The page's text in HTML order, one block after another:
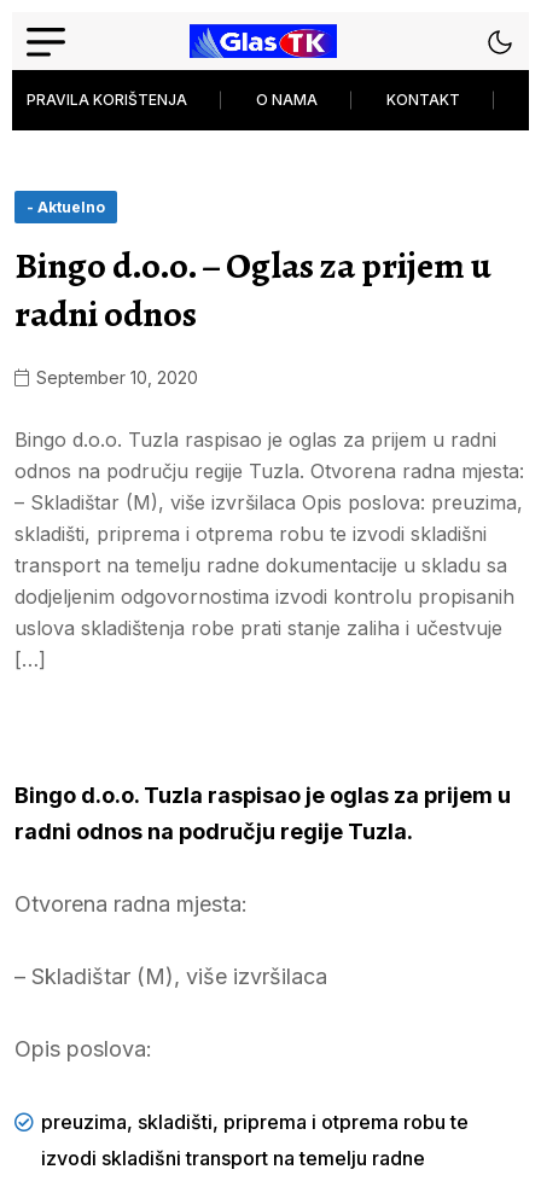
PRAVILA KORIŠTENJA O NAMA KONTAKT
- Aktuelno
Bingo d.o.o. – Oglas za prijem u
radni odnos
September 10, 2020
Bingo d.o.o. Tuzla raspisao je oglas za prijem u radni
odnos na području regije Tuzla. Otvorena radna mjesta:
– Skladištar (M), više izvršilaca Opis poslova: preuzima,
skladišti, priprema i otprema robu te izvodi skladišni
transport na temelju radne dokumentacije u skladu sa
dodjeljenim odgovornostima izvodi kontrolu propisanih
uslova skladištenja robe prati stanje zaliha i učestvuje
[…]
Bingo d.o.o. Tuzla raspisao je oglas za prijem u
radni odnos na području regije Tuzla.
Otvorena radna mjesta:
– Skladištar (M), više izvršilaca
Opis poslova:
preuzima, skladišti, priprema i otprema robu te
izvodi skladišni transport na temelju radne